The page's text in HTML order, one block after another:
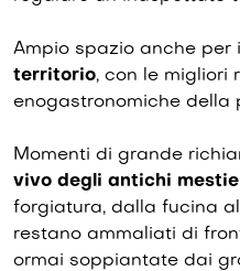
Ampio spazio anche per i
territorio, con le migliori
enogastronomiche della
Momenti di grande
vivo degli antichi
forgiatura, dalla fucina
restano ammaliati di
ormai soppiantate dai